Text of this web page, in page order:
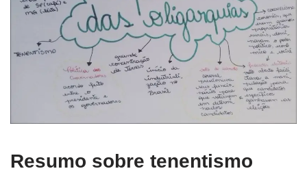
Resumo sobre tenentismo